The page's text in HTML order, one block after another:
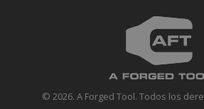
© 2026. A Forged Tool. Todos los